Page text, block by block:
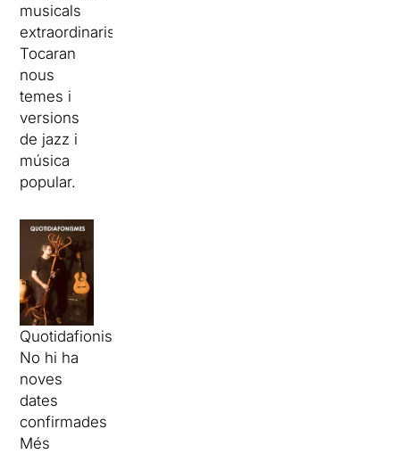
musicals
extraordinaris.
Tocaran
nous
temes i
versions
de jazz i
música
popular.
Quotidafionismes
No hi ha
noves
dates
confirmades
Més